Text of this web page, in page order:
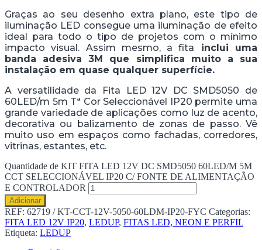
Graças ao seu desenho extra plano, este tipo de
iluminação LED consegue uma iluminação de efeito
ideal para todo o tipo de projetos com o mínimo
impacto visual. Assim mesmo, a fita inclui uma
banda adesiva 3M que simplifica muito a sua
instalação em quase qualquer superfície.
A versatilidade da Fita LED 12V DC SMD5050 de
60LED/m 5m Tª Cor Seleccionável IP20 permite uma
grande variedade de aplicações como luz de acento,
decorativa ou balizamento de zonas de passo. Vê
muito uso em espaços como fachadas, corredores,
vitrinas, estantes, etc.
Quantidade de KIT FITA LED 12V DC SMD5050 60LED/M 5M
CCT SELECCIONÁVEL IP20 C/ FONTE DE ALIMENTAÇÃO
E CONTROLADOR
Adicionar
REF: 62719 / KT-CCT-12V-5050-60LDM-IP20-FYC Categorias:
FITA LED 12V IP20, LEDUP, FITAS LED, NEON E PERFIL
Etiqueta: LEDUP